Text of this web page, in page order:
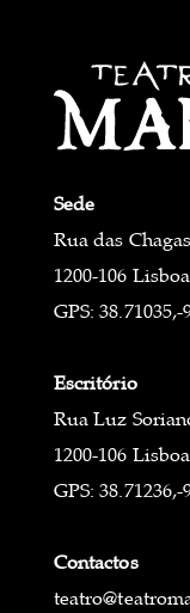
Sede
Rua das
1200-106 Lisboa
GPS: 38.71035,-
Escritório
Rua Luz
1200-106 Lisboa
GPS: 38.71236,-
Contactos